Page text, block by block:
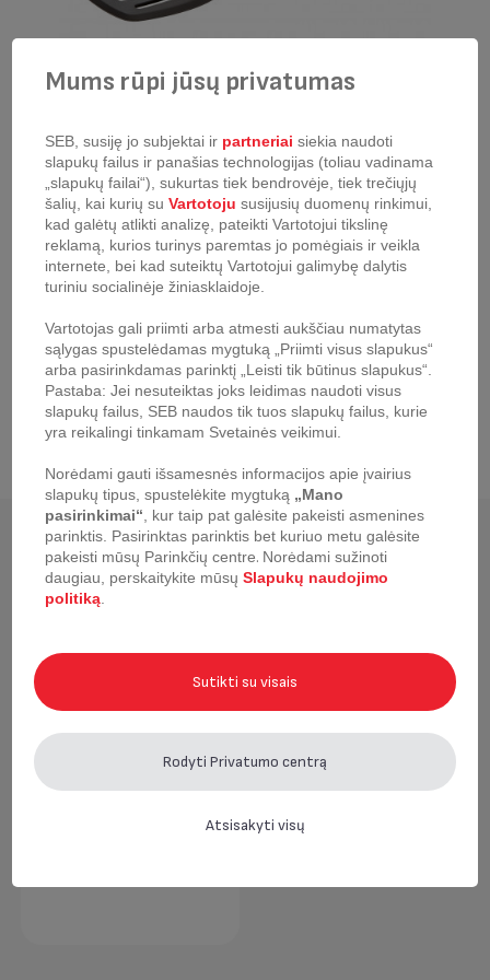
Mentelė Tefal Ingenio
produkto kodas:K2060814
Mentelė puikiai tinka apversti žuviai ar mėsai bei patiekalų patiekimui.
Silikoniniai apsauginiai žiedai apsaugo nuo įkritimo į indą bei apsaugo
rankeną nuo aukštos puodų ir keptuvių kraštų temperatūros. Išradingai
sukurtas visapusis, naujas, aukščiausios kokybės „Tefal“ įrankių
asortimentas. Kur kas praktiškiau nei jūsų abi rankos!
Neseniai žiūrėta
Mums rūpi jūsų privatumas
SEB, susiję jo subjektai ir partneriai siekia naudoti
slapukų failus ir panašias technologijas (toliau vadinama
„slapukų failai“), sukurtas tiek bendrovėje, tiek trečiųjų
šalių, kai kurių su Vartotoju susijusių duomenų rinkimui,
kad galėtų atlikti analizę, pateikti Vartotojui tikslinę
reklamą, kurios turinys paremtas jo pomėgiais ir veikla
internete, bei kad suteiktų Vartotojui galimybę dalytis
turiniu socialinėje žiniasklaidoje.
Vartotojas gali priimti arba atmesti aukščiau numatytas
sąlygas spustelėdamas mygtuką „Priimti visus slapukus“
arba pasirinkdamas parinktį „Leisti tik būtinus slapukus“.
Pastaba: Jei nesuteiktas joks leidimas naudoti visus
slapukų failus, SEB naudos tik tuos slapukų failus, kurie
yra reikalingi tinkamam Svetainės veikimui.
Norėdami gauti išsamesnės informacijos apie įvairius
slapukų tipus, spustelėkite mygtuką „Mano
pasirinkimai“ , kur taip pat galėsite pakeisti asmenines
parinktis. Pasirinktas parinktis bet kuriuo metu galėsite
pakeisti mūsų Parinkčių centre. Norėdami sužinoti
daugiau, perskaitykite mūsų Slapukų naudojimo
politiką
Sutikti su visais
Rodyti Privatumo centrą
Atsisakyti visų